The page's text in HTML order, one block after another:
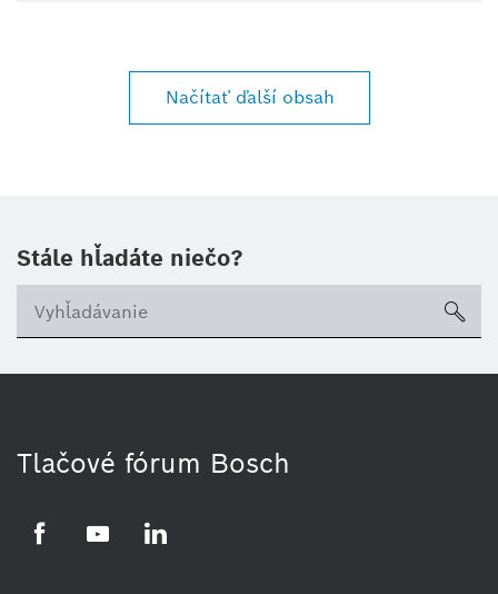
Načítať ďalší obsah
Stále hľadáte niečo?
Tlačové fórum Bosch